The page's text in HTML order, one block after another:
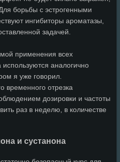
борьбы с эстрогенными
ингибиторы ароматазы,
задачей.
применения всех
аналогично
я уже говорил.
временного отрезка
дозировки и частоты
раз в неделю, в количестве
и сустанона